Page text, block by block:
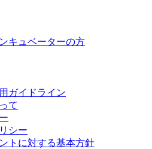
キュベーターの方
ガイドライン
て
シー
トに対する基本方針